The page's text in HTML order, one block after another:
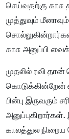
செய்வதற்கு காசு
முத்துவும்
காசு அனுப்பி
முதலில் ரவி
கொடுக்கின்றேன்
பின்பு இருவரும்
காலத்துல நிறைய